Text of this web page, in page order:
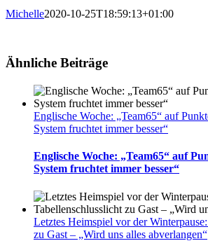
Michelle2020-10-25T18:59:13+01:00
Ähnliche Beiträge
Englische Woche: „Team65“ auf
System fruchtet immer besser“
Englische Woche: „Team65“ auf
System fruchtet immer besser“
Letztes Heimspiel vor der
zu Gast – „Wird uns alles abverlangen“